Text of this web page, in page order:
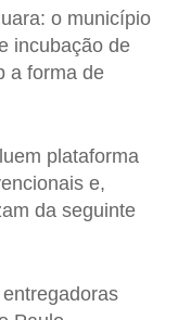
o município
incubação de
a forma de
plataforma
e,
da seguinte